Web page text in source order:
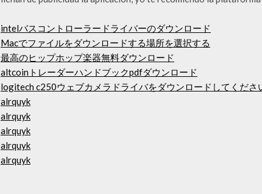
intelバスコントローラードライバーのダウンロード
Macでファイルをダウンロードする場所を選択する
最高のヒップホップ楽器無料ダウンロード
altcoinトレーダーハンドブックpdfダウンロード
logitech c250ウェブカメラドライバをダウンロードしてくださ
alrquyk
alrquyk
alrquyk
alrquyk
alrquyk